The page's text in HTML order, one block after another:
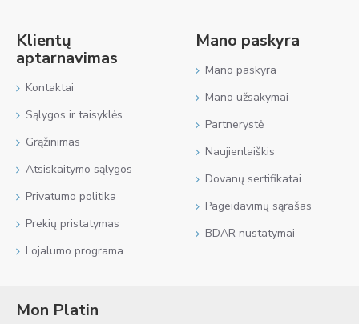
Klientų
aptarnavimas
Kontaktai
Sąlygos ir taisyklės
Grąžinimas
Atsiskaitymo sąlygos
Privatumo politika
Prekių pristatymas
Lojalumo programa
Mano paskyra
Mano paskyra
Mano užsakymai
Partnerystė
Naujienlaiškis
Dovanų sertifikatai
Pageidavimų sąrašas
BDAR nustatymai
Mon Platin